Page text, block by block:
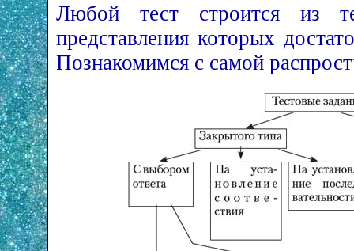
Любой тест строится из
представления которых
Познакомимся с самой